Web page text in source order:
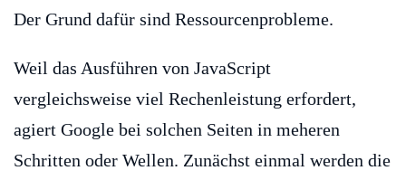
Der Grund dafür sind Ressourcenprobleme.
Weil das Ausführen von JavaScript
vergleichsweise viel Rechenleistung erfordert,
agiert Google bei solchen Seiten in meheren
Schritten oder Wellen. Zunächst einmal werden die